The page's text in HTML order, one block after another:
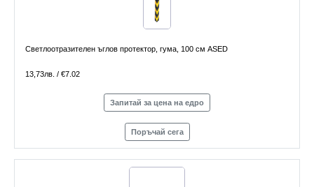
Светлоотразителен ъглов протектор, гума, 100 см ASED
13,73лв. / €7.02
Запитай за цена на едро
Поръчай сега